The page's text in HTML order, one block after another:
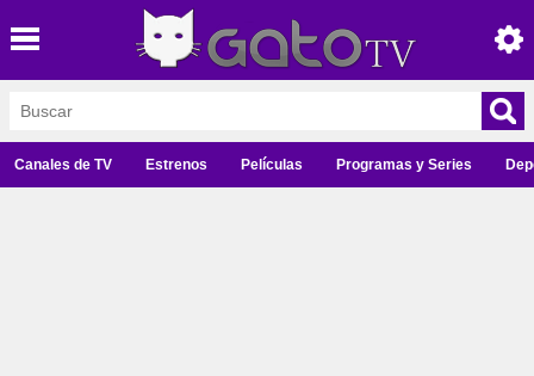
Canales de TV Estrenos Películas Programas y Series